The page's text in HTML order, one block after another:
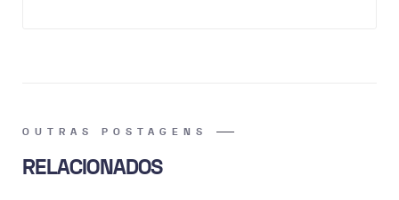
OUTRAS POSTAGENS
RELACIONADOS